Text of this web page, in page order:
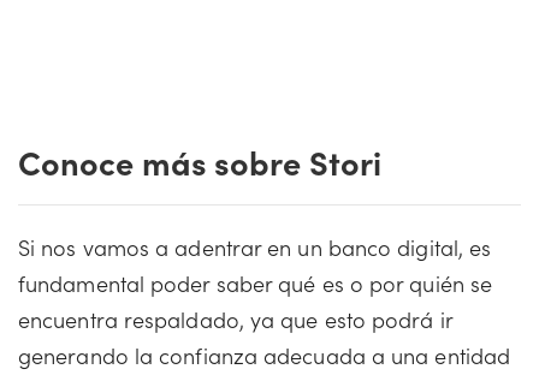
Conoce más sobre Stori
Si nos vamos a adentrar en un banco digital, es
fundamental poder saber qué es o por quién se
encuentra respaldado, ya que esto podrá ir
generando la confianza adecuada a una entidad